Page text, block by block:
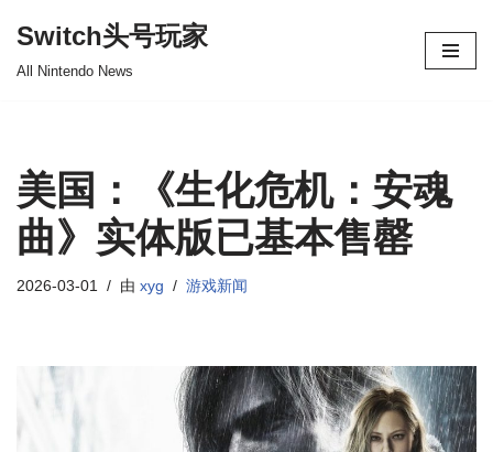
Switch头号玩家
All Nintendo News
美国：《生化危机：安魂
曲》实体版已基本售罄
2026-03-01 由 xyg 游戏新闻